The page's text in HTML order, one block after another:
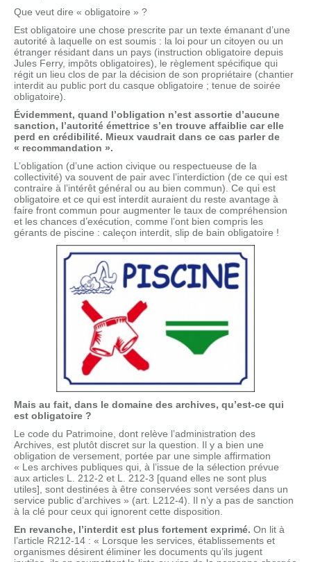
Que veut dire « obligatoire » ?
Est obligatoire une chose prescrite par un texte émanant d’une
autorité à laquelle on est soumis : la loi pour un citoyen ou un
étranger résidant dans un pays (instruction obligatoire depuis
Jules Ferry, impôts obligatoires), le règlement spécifique qui
régit un lieu clos de par la décision de son propriétaire (chantier
interdit au public port du casque obligatoire ; tenue de soirée
obligatoire).
Évidemment, quand l’obligation n’est assortie d’aucune
sanction, l’autorité émettrice s’en trouve affaiblie car elle
perd en crédibilité. Mieux vaudrait dans ce cas parler de
« recommandation ».
L’obligation (d’une action civique ou respectueuse de la
collectivité) va souvent de pair avec l’interdiction (de ce qui est
contraire à l’intérêt général ou au bien commun). Ce qui est
obligatoire et ce qui est interdit auraient du reste avantage à
faire front commun pour augmenter le taux de compréhension
et les chances d’exécution, comme l’ont bien compris les
gérants de piscine : caleçon interdit, slip de bain obligatoire !
Mais au fait, dans le domaine des archives, qu’est-ce qui
est obligatoire ?
Le code du Patrimoine, dont relève l’administration des
Archives, est plutôt discret sur la question. Il y a bien une
obligation de versement, portée par une simple affirmation
« Les archives publiques qui, à l’issue de la sélection prévue
aux articles L. 212-2 et L. 212-3 [quand elles ne sont plus
utiles], sont destinées à être conservées sont versées dans un
service public d’archives » (art. L212-4). Il n’y a pas de sanction
à la clé pour ceux qui ignorent cette disposition.
En revanche, l’interdit est plus fortement exprimé. On lit à
l’article R212-14 : « Lorsque les services, établissements et
organismes désirent éliminer les documents qu’ils jugent